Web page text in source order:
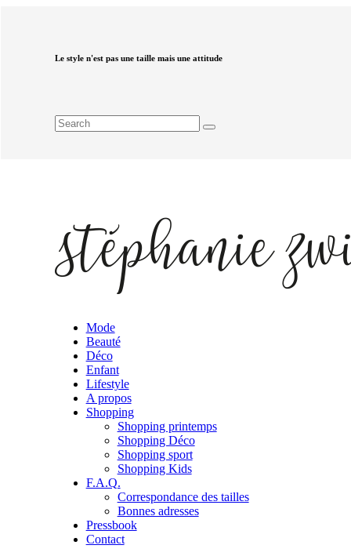
Le style n'est pas une taille mais une attitude
Mode
Beauté
Déco
Enfant
Lifestyle
A propos
Shopping
Shopping printemps
Shopping Déco
Shopping sport
Shopping Kids
F.A.Q.
Correspondance des tailles
Bonnes adresses
Pressbook
Contact